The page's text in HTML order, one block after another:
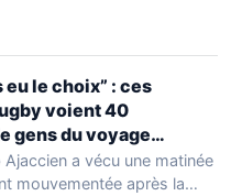
eu le choix” : ces
voient 40
gens du voyage
leur stade, ils les
d’1 heure
Ajaccien a vécu une matinée
mouvementée après la